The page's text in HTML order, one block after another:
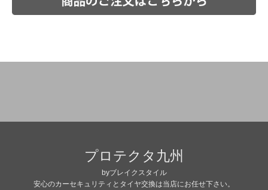
プロテクタ九州
byブレイクスタイル
安心のカーセキュリティとタイヤ交換は当店にお任せ下さい。